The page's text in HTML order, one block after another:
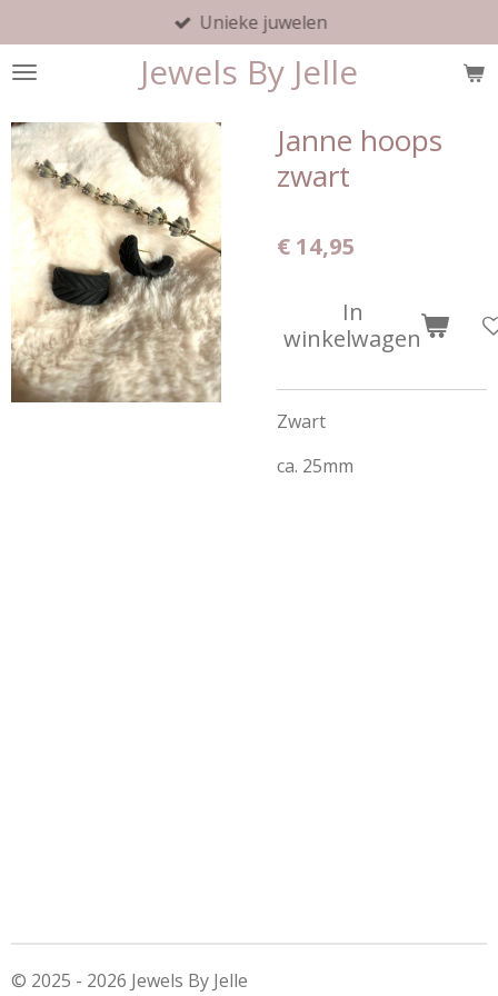
direct
naar
hoofdinhoud
Jewels By Jelle
Unieke juwelen
Janne hoops
zwart
€ 14,95
In
winkelwagen
Zwart
ca. 25mm
© 2025 - 2026 Jewels By Jelle